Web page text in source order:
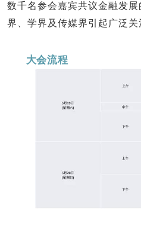
数千名参会嘉宾共议金融发
界、学界及传媒界引起广泛关
大会流程